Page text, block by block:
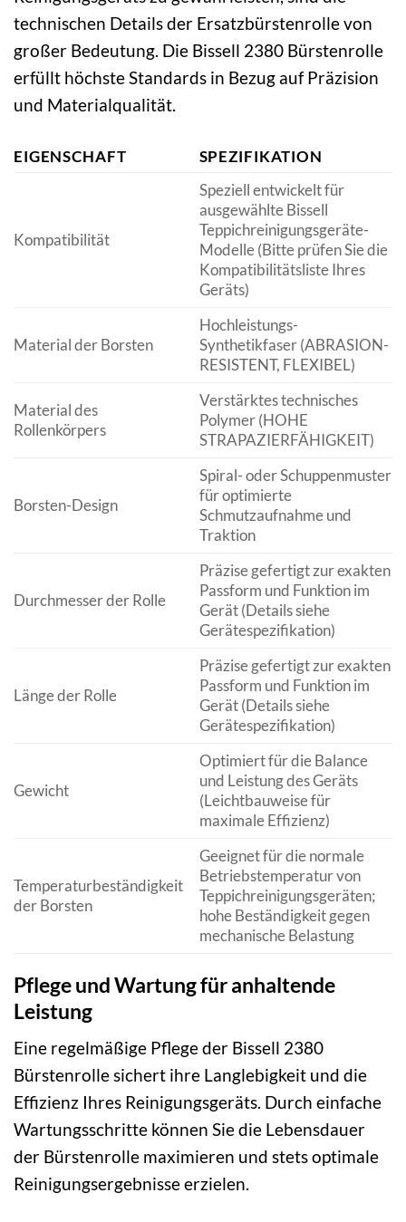
technischen Details der Ersatzbürstenrolle von
großer Bedeutung. Die Bissell 2380 Bürstenrolle
erfüllt höchste Standards in Bezug auf Präzision
und Materialqualität.
EIGENSCHAFT SPEZIFIKATION
Kompatibilität
Speziell entwickelt für
ausgewählte Bissell
Teppichreinigungsgeräte-
Modelle (Bitte prüfen Sie die
Kompatibilitätsliste Ihres
Geräts)
Material der Borsten
Hochleistungs-
Synthetikfaser (ABRASION-
RESISTENT, FLEXIBEL)
Material des
Rollenkörpers
Verstärktes technisches
Polymer (HOHE
STRAPAZIERFÄHIGKEIT)
Borsten-Design
Spiral- oder Schuppenmuster
für optimierte
Schmutzaufnahme und
Traktion
Durchmesser der Rolle
Präzise gefertigt zur exakten
Passform und Funktion im
Gerät (Details siehe
Gerätespezifikation)
Länge der Rolle
Präzise gefertigt zur exakten
Passform und Funktion im
Gerät (Details siehe
Gerätespezifikation)
Gewicht
Optimiert für die Balance
und Leistung des Geräts
(Leichtbauweise für
maximale Effizienz)
Temperaturbeständigkeit
der Borsten
Geeignet für die normale
Betriebstemperatur von
Teppichreinigungsgeräten;
hohe Beständigkeit gegen
mechanische Belastung
Pflege und Wartung für anhaltende
Leistung
Eine regelmäßige Pflege der Bissell 2380
Bürstenrolle sichert ihre Langlebigkeit und die
Effizienz Ihres Reinigungsgeräts. Durch einfache
Wartungsschritte können Sie die Lebensdauer
der Bürstenrolle maximieren und stets optimale
Reinigungsergebnisse erzielen.